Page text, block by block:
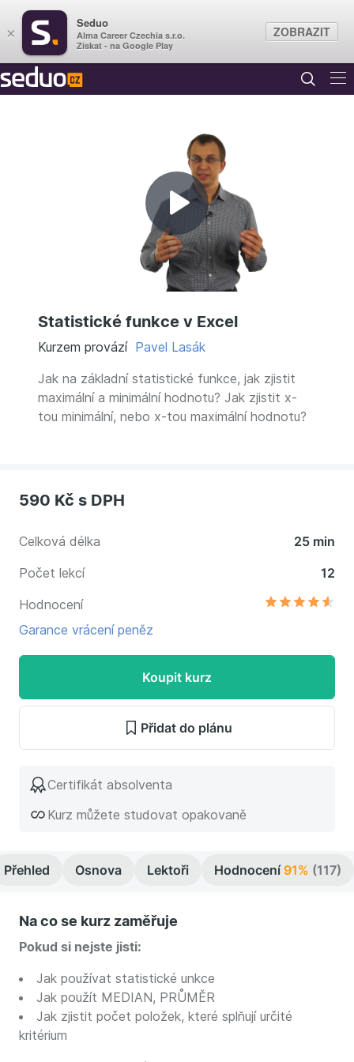
Přehrát
video
Statistické funkce v Excel
Kurzem provází Pavel Lasák
Jak na základní statistické funkce, jak zjistit
maximální a minimální hodnotu? Jak zjistit x-
tou minimální, nebo x-tou maximální hodnotu?
590 Kč s DPH
Celková délka
25 min
Počet lekcí
12
Hodnocení
Garance vrácení peněz
Koupit kurz
Přidat do plánu
Certifikát absolventa
Kurz můžete studovat opakovaně
Přehled Osnova Lektoři Hodnocení 91% (117)
Na co se kurz zaměřuje
Pokud si nejste jisti:
Jak používat statistické unkce
Jak použít MEDIAN, PRŮMĚR
Jak zjistit počet položek, které splňují určité
kritérium
×
Seduo
Alma Career Czechia s.r.o.
Získat - na Google Play
ZOBRAZIT